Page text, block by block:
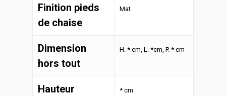
Finition pieds
de chaise
Mat
Dimension
hors tout
H. * cm, L. *cm, P. * cm
Hauteur
* cm